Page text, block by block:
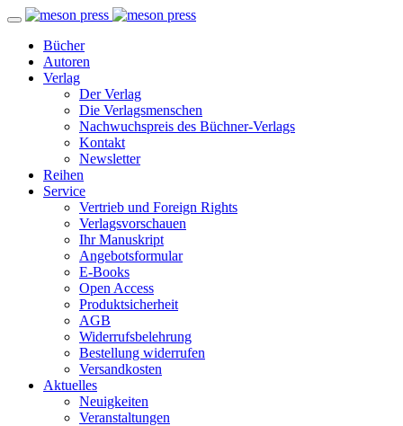
Bücher
Autoren
Verlag
Der Verlag
Die Verlagsmenschen
Nachwuchspreis des Büchner-Verlags
Kontakt
Newsletter
Reihen
Service
Vertrieb und Foreign Rights
Verlagsvorschauen
Ihr Manuskript
Angebotsformular
E-Books
Open Access
Produktsicherheit
AGB
Widerrufsbelehrung
Bestellung widerrufen
Versandkosten
Aktuelles
Neuigkeiten
Veranstaltungen